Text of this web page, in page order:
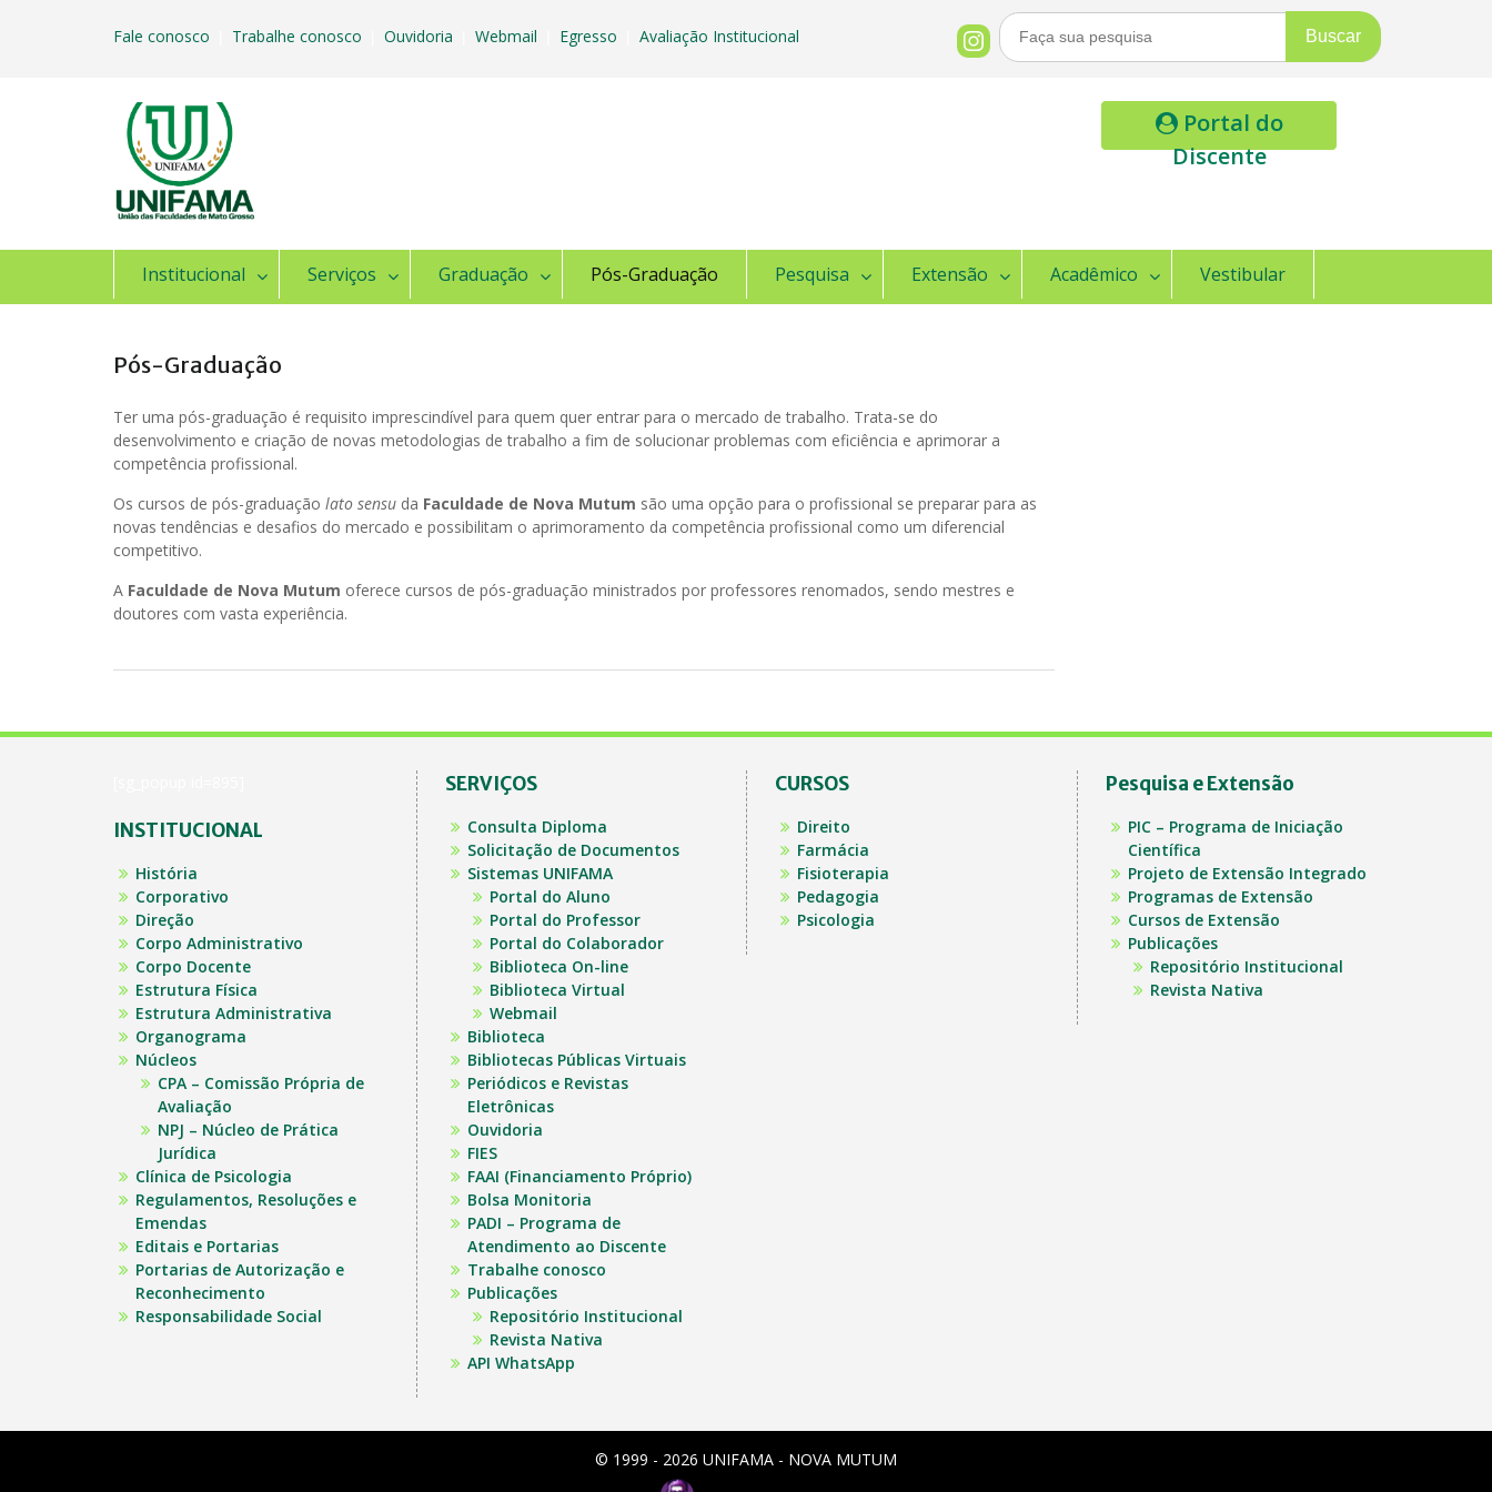
Fale conosco Trabalhe conosco Ouvidoria Webmail Egresso Avaliação Institucional
Buscar
Por:
Portal do
Discente
Institucional Serviços Graduação Pós-Graduação Pesquisa Extensão Acadêmico Vestibular
Pós-Graduação
Ter uma pós-graduação é requisito imprescindível para quem quer entrar para o mercado de trabalho. Trata-se do
desenvolvimento e criação de novas metodologias de trabalho a fim de solucionar problemas com eficiência e aprimorar a
competência profissional.
Os cursos de pós-graduação lato sensu da Faculdade de Nova Mutum são uma opção para o profissional se preparar para as
novas tendências e desafios do mercado e possibilitam o aprimoramento da competência profissional como um diferencial
competitivo.
A Faculdade de Nova Mutum oferece cursos de pós-graduação ministrados por professores renomados, sendo mestres e
doutores com vasta experiência.
INSTITUCIONAL
História
Corporativo
Direção
Corpo Administrativo
Corpo Docente
Estrutura Física
Estrutura Administrativa
Organograma
Núcleos
CPA – Comissão Própria de
Avaliação
NPJ – Núcleo de Prática
Jurídica
Clínica de Psicologia
Regulamentos, Resoluções e
Emendas
Editais e Portarias
Portarias de Autorização e
Reconhecimento
Responsabilidade Social
SERVIÇOS
Consulta Diploma
Solicitação de Documentos
Sistemas UNIFAMA
Portal do Aluno
Portal do Professor
Portal do Colaborador
Biblioteca On-line
Biblioteca Virtual
Webmail
Biblioteca
Bibliotecas Públicas Virtuais
Periódicos e Revistas
Eletrônicas
Ouvidoria
FIES
FAAI (Financiamento Próprio)
Bolsa Monitoria
PADI – Programa de
Atendimento ao Discente
Trabalhe conosco
Publicações
Repositório Institucional
Revista Nativa
API WhatsApp
CURSOS
Direito
Farmácia
Fisioterapia
Pedagogia
Psicologia
Pesquisa e Extensão
PIC – Programa de Iniciação
Científica
Projeto de Extensão Integrado
Programas de Extensão
Cursos de Extensão
Publicações
Repositório Institucional
Revista Nativa
© 1999 - 2026 UNIFAMA - NOVA MUTUM